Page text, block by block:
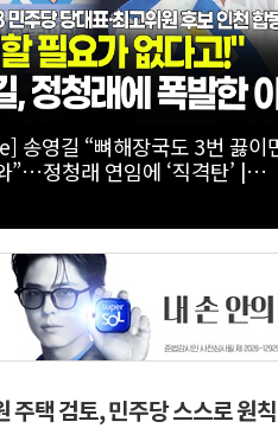
김민석 “누가 김민석보다 국정
”…인천서 ‘대체불가’ 외쳤다 |
주택 검토, 민주당 스스로 원